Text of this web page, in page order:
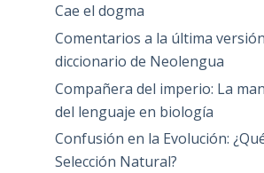
Cae el dogma
Comentarios a la última
diccionario de Neolengua
Compañera del imperio: La
del lenguaje en biología
Confusión en la Evolución:
Selección Natural?